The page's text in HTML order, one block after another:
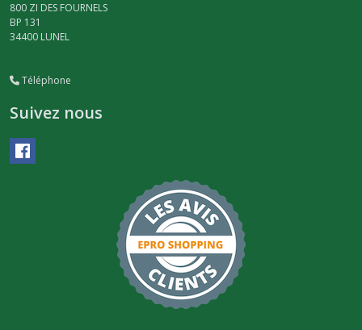
800 ZI DES FOURNELS
BP 131
34400 LUNEL
Téléphone
Suivez nous